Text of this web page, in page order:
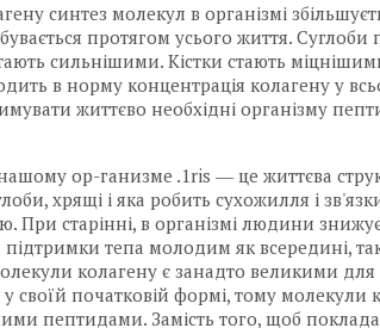
синтез молекул в організмі
протягом усього життя.
сильнішими. Кістки стають
в норму концентрація колагену у
життєво необхідні організму
ор-ганизме .1ris ― це життєва
хрящі і яка робить сухожилля і
При старінні, в організмі людини
тепа молодим як всередині, так
колагену є занадто великими
своїй початковій формі, тому молекули
пептидами. Замість того, щоб